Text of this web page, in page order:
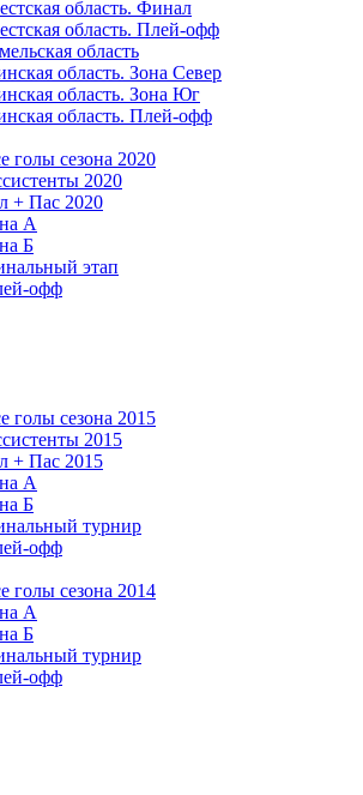
область. Финал
область. Плей-офф
область
область. Зона Север
область. Зона Юг
область. Плей-офф
голы сезона 2020
2020
+ Пас 2020
А
Б
этап
офф
голы сезона 2015
2015
+ Пас 2015
А
Б
турнир
офф
голы сезона 2014
А
Б
турнир
офф